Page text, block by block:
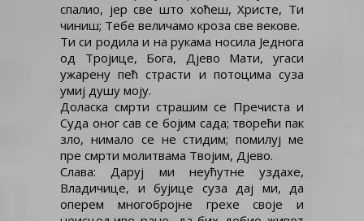
спалио, јер све што хоћеш, Христе, Ти
чиниш; Тебе величамо кроза све векове.
Ти си родила и на рукама носила Једнога
од Тројице, Бога, Дјево Мати, угаси
ужарену пећ страсти и потоцима суза
умиј душу моју.
Доласка смрти страшим се Пречиста и
Суда оног сав се бојим сада; творећи пак
зло, нимало се не стидим; помилуј ме
пре смрти молитвама Твојим, Дјево.
Слава: Даруј ми неућутне уздахе,
Владичице, и бујице суза дај ми, да
оперем многобројне грехе своје и